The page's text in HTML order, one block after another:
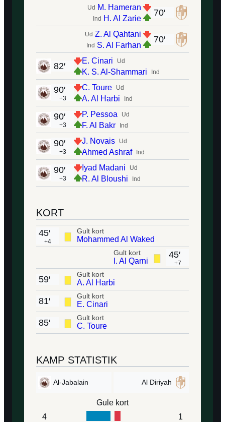
70′
Ud M. Hameran
Ind H. Al Zarie
70′
Ud Z. Al Qahtani
Ind S. Al Farhan
Ud
E. Cinari
Ind
K. S. Al-Shammari
82′
Ud
C. Toure
Ind
A. Al Harbi
90′
+3
Ud
P. Pessoa
Ind
F. Al Bakr
90′
+3
Ud
J. Novais
Ind
Ahmed Ashraf
90′
+3
Ud
Iyad Madani
Ind
R. Al Bloushi
90′
+3
KORT
Gult kort
Mohammed Al Waked
45′
+4
45′
+7
Gult kort
I. Al Qarni
Gult kort
A. Al Harbi
59′
Gult kort
E. Cinari
81′
Gult kort
C. Toure
85′
KAMP STATISTIK
Al-Jabalain Al Diriyah
Gule kort
4
1